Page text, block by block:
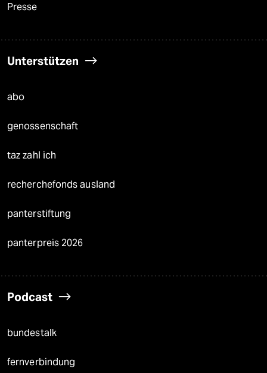
Presse
Unterstützen
abo
genossenschaft
taz zahl ich
recherchefonds ausland
panterstiftung
panterpreis 2026
Podcast
bundestalk
fernverbindung